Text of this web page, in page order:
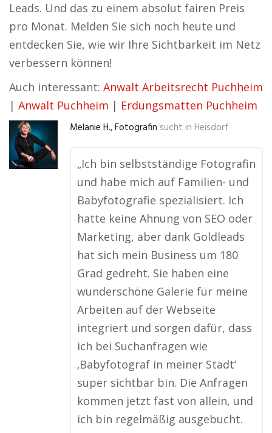
Leads. Und das zu einem absolut fairen Preis
pro Monat. Melden Sie sich noch heute und
entdecken Sie, wie wir Ihre Sichtbarkeit im Netz
verbessern können!
Auch interessant: Anwalt Arbeitsrecht Puchheim
| Anwalt Puchheim | Erdungsmatten Puchheim
Melanie H., Fotografin sucht in Heisdorf
„Ich bin selbstständige Fotografin
und habe mich auf Familien- und
Babyfotografie spezialisiert. Ich
hatte keine Ahnung von SEO oder
Marketing, aber dank Goldleads
hat sich mein Business um 180
Grad gedreht. Sie haben eine
wunderschöne Galerie für meine
Arbeiten auf der Webseite
integriert und sorgen dafür, dass
ich bei Suchanfragen wie
‚Babyfotograf in meiner Stadt‘
super sichtbar bin. Die Anfragen
kommen jetzt fast von allein, und
ich bin regelmäßig ausgebucht.